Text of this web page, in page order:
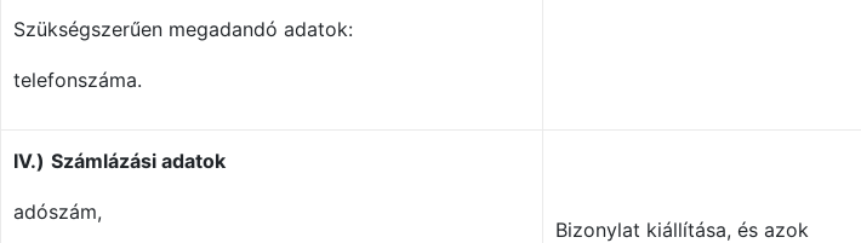
Szükségszerűen megadandó adatok:
telefonszáma.
IV.) Számlázási adatok
adószám,
Bizonylat kiállítása, és azok